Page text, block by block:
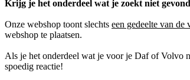
Krijg je het onderdeel wat je zoekt niet
Onze webshop toont slechts een gedeelte van de
webshop te plaatsen.
Als je het onderdeel wat je voor je Daf of Volvo
spoedig reactie!